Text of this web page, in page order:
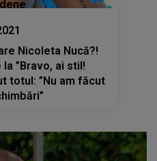
Nicoleta Nucă?!
”Bravo, ai stil!
totul: ”Nu am făcut